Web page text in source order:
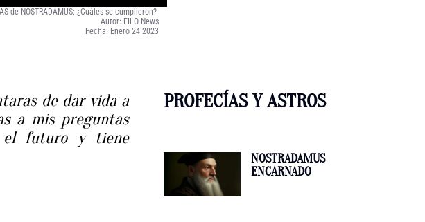
de NOSTRADAMUS: ¿Cuáles se cumplieron?
Autor: FILO News
Fecha: Enero 24 2023
de dar vida a
a mis preguntas
el futuro y tiene
PROFECÍAS Y ASTROS
NOSTRADAMUS
ENCARNADO